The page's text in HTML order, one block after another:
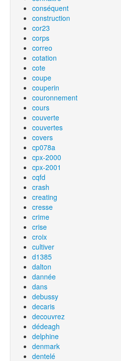
conséquent
construction
cor23
corps
correo
cotation
cote
coupe
couperin
couronnement
cours
couverte
couvertes
covers
cp078a
cpx-2000
cpx-2001
cqfd
crash
creating
cresse
crime
crise
croix
cultiver
d1385
dalton
dannée
dans
debussy
decaris
decouvrez
dédeagh
delphine
denmark
dentelé